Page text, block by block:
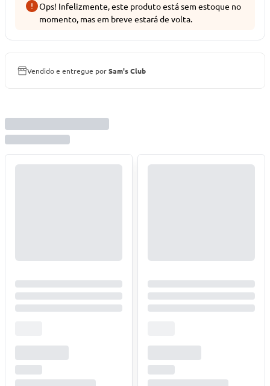
Ops! Infelizmente, este produto está sem estoque no
momento, mas em breve estará de volta.
Vendido e entregue porSam's Club